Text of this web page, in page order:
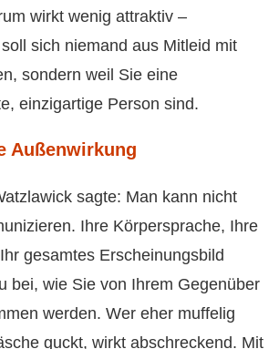
wirkt wenig attraktiv –
sich niemand aus Mitleid mit
sondern weil Sie eine
einzigartige Person sind.
Außenwirkung
sagte: Man kann nicht
Ihre Körpersprache, Ihre
gesamtes Erscheinungsbild
bei, wie Sie von Ihrem Gegenüber
werden. Wer eher muffelig
guckt, wirkt abschreckend. Mit